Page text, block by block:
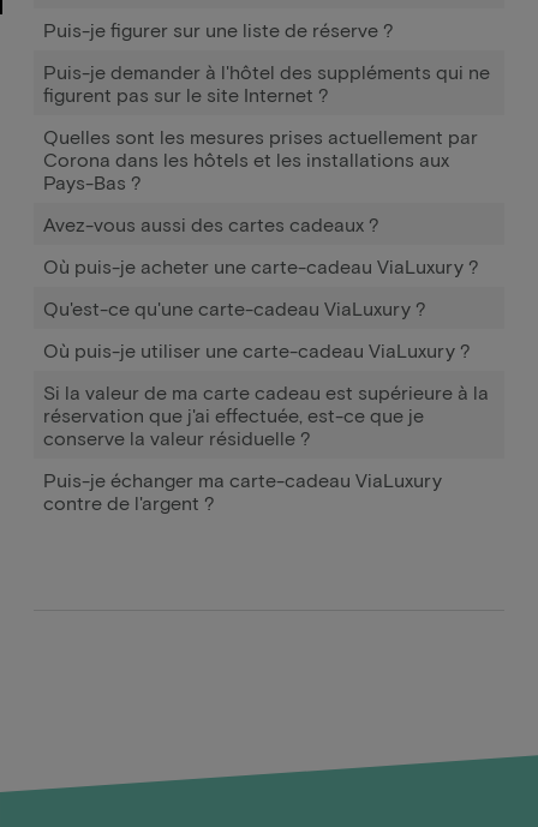
Puis-je figurer sur une liste de réserve ?
Puis-je demander à l'hôtel des suppléments qui ne
figurent pas sur le site Internet ?
Quelles sont les mesures prises actuellement par
Corona dans les hôtels et les installations aux
Pays-Bas ?
Avez-vous aussi des cartes cadeaux ?
Où puis-je acheter une carte-cadeau ViaLuxury ?
Qu'est-ce qu'une carte-cadeau ViaLuxury ?
Où puis-je utiliser une carte-cadeau ViaLuxury ?
Si la valeur de ma carte cadeau est supérieure à la
réservation que j'ai effectuée, est-ce que je
conserve la valeur résiduelle ?
Puis-je échanger ma carte-cadeau ViaLuxury
contre de l'argent ?